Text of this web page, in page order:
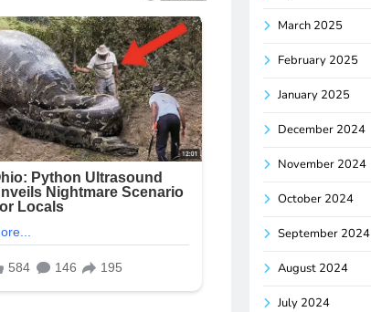
March 2025
February 2025
January 2025
December 2024
November 2024
October 2024
September 2024
August 2024
July 2024